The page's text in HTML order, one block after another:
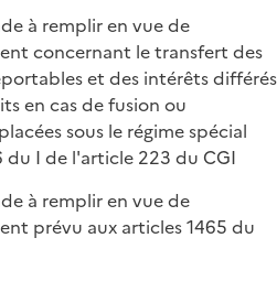
à remplir en vue de
concernant le transfert des
et des intérêts différés
en cas de fusion ou
sous le régime spécial
du I de l'article 223 du CGI
à remplir en vue de
prévu aux articles 1465 du